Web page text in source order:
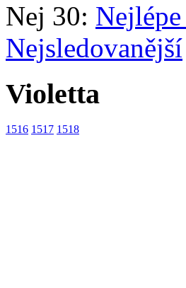
Nej 30:
Nejsledovanější
Violetta
1516 1517 1518